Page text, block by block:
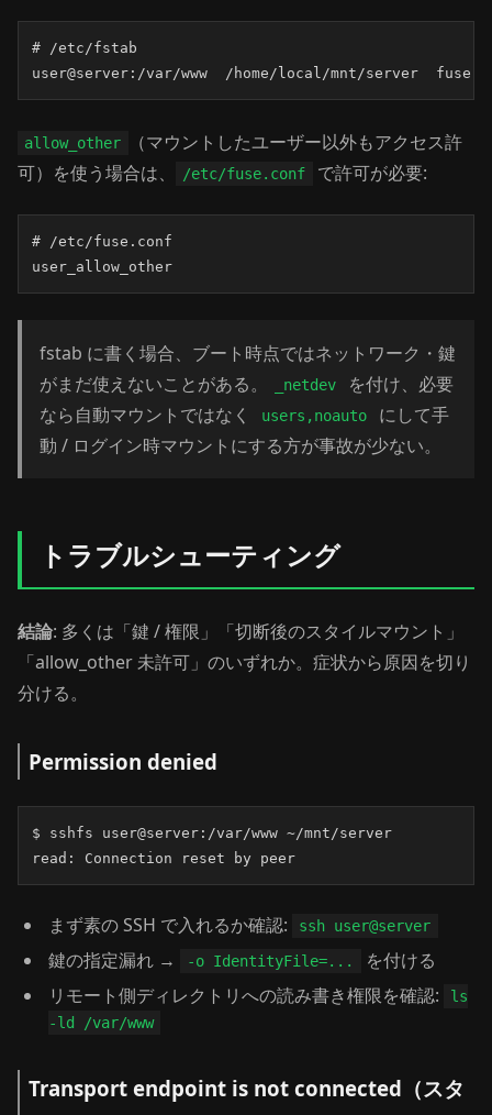
# /etc/fstab
user@server:/var/www  /home/local/mnt/server
allow_other
（マウントしたユーザー以外もアクセス許
可）を使う場合は、
/etc/fuse.conf で許可が必要:
# /etc/fuse.conf
user_allow_other
fstab に書く場合、ブート時点ではネットワーク・鍵
がまだ使えないことがある。
_netdev
を付け、必要
なら自動マウントではなく
users,noauto
にして手
動 / ログイン時マウントにする方が事故が少ない。
トラブルシューティング
結論: 多くは「鍵 / 権限」「切断後のスタイルマウント」
「allow_other 未許可」のいずれか。症状から原因を切り
分ける。
Permission denied
$ sshfs user@server:/var/www ~/mnt/server
read: Connection reset by peer
まず素の SSH で入れるか確認: ssh user@server
鍵の指定漏れ → -o IdentityFile=...
を付ける
リモート側ディレクトリへの読み書き権限を確認:
ls
-ld /var/www
Transport endpoint is not connected（スタ